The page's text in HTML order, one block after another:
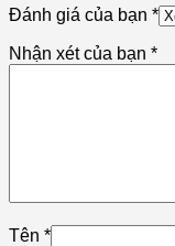
Đánh giá của bạn *
Nhận xét của bạn *
Tên *